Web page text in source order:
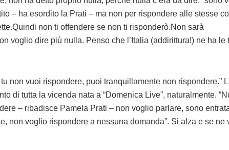
– ha esordito la Prati – ma non per rispondere alle stesse
non ti offendere se non ti risponderò.Non sarà
voglio dire più nulla. Penso che l’Italia (addirittura!) ne ha le
non vuoi rispondere, puoi tranquillamente non rispondere.”
di tutta la vicenda nata a “Domenica Live”, naturalmente.
– ribadisce Pamela Prati – non voglio parlare, sono
non voglio rispondere a nessuna domanda”. Si alza e se ne